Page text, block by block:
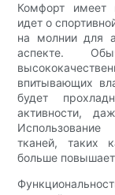
Комфорт имеет
идет о
на молнии для
аспекте.
впитывающих
будет
активности,
Использование
тканей, таких
больше